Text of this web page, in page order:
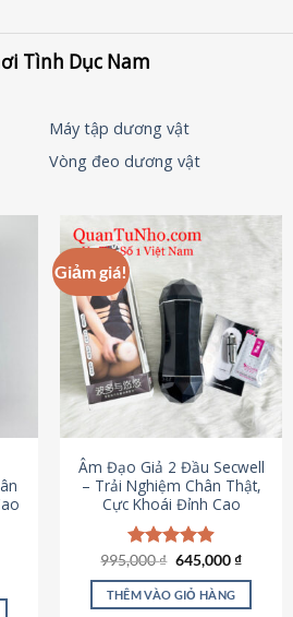
Tình Dục Nam
Máy tập dương vật
Vòng đeo dương vật
Giảm giá!
Âm Đạo Giả 2 Đầu Secwell
– Trải Nghiệm Chân Thật,
Cực Khoái Đỉnh Cao
Được xếp
hạng4.88
5 sao
995,000₫ Giá
là:
995,000 ₫.
645,000₫Giá
tại
THÊM VÀO GIỎ HÀNG